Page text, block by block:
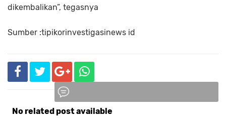
dikembalikan”, tegasnya
Sumber :tipikorinvestigasinews id
No related post available